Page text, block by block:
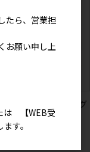
しばた ワッペンマグ
り)
円
たら、営業担
お願い申し上
は 【WEB受
す。